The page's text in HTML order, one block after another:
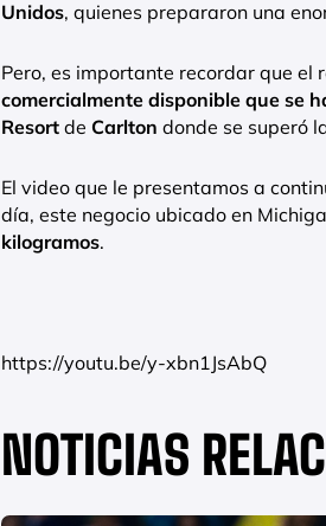
Unidos, quienes prepararon una
Pero, es importante recordar que el
comercialmente disponible que se
Resort de Carlton donde se superó
El video que le presentamos a
día, este negocio ubicado en
kilogramos.
https://youtu.be/y-xbn1JsAbQ
NOTICIAS